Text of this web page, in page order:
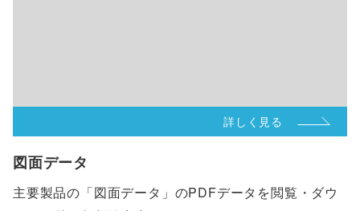
詳しく見る
図面データ
主要製品の「図面データ」のPDFデータを閲覧・ダウ